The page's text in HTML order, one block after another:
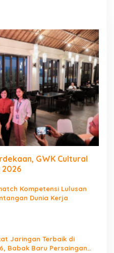
GWK Cultural
Kompetensi Lulusan
Dunia Kerja
Jaringan Terbaik di
Babak Baru Persaingan